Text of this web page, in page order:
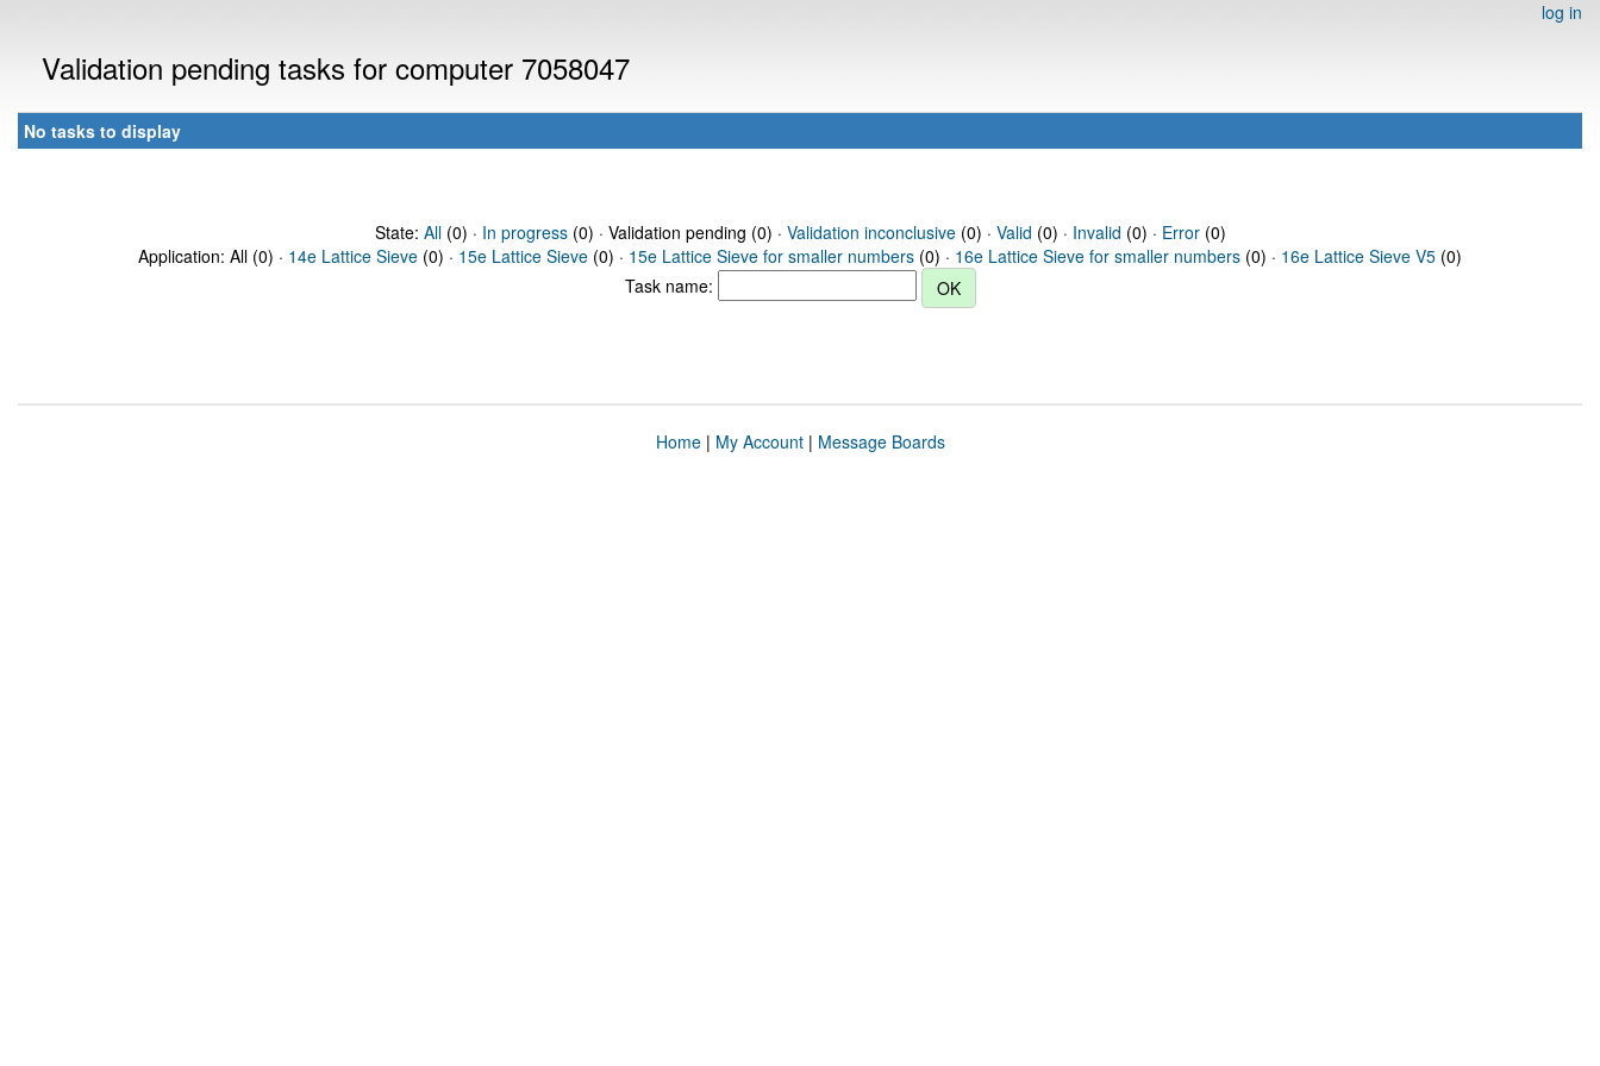
log in
Validation pending tasks for computer 7058047
No tasks to display
State: All(0) · In progress(0) · Validation pending (0) · Validation inconclusive(0) · Valid (0) · Invalid (0) · Error(0)
Application: All (0) · 14e Lattice Sieve (0) · 15e Lattice Sieve (0) · 15e Lattice Sieve for smaller numbers (0) · 16e Lattice Sieve for smaller numbers (0) · 16e Lattice Sieve V5 (0)
Task name:
Home| My Account| Message Boards